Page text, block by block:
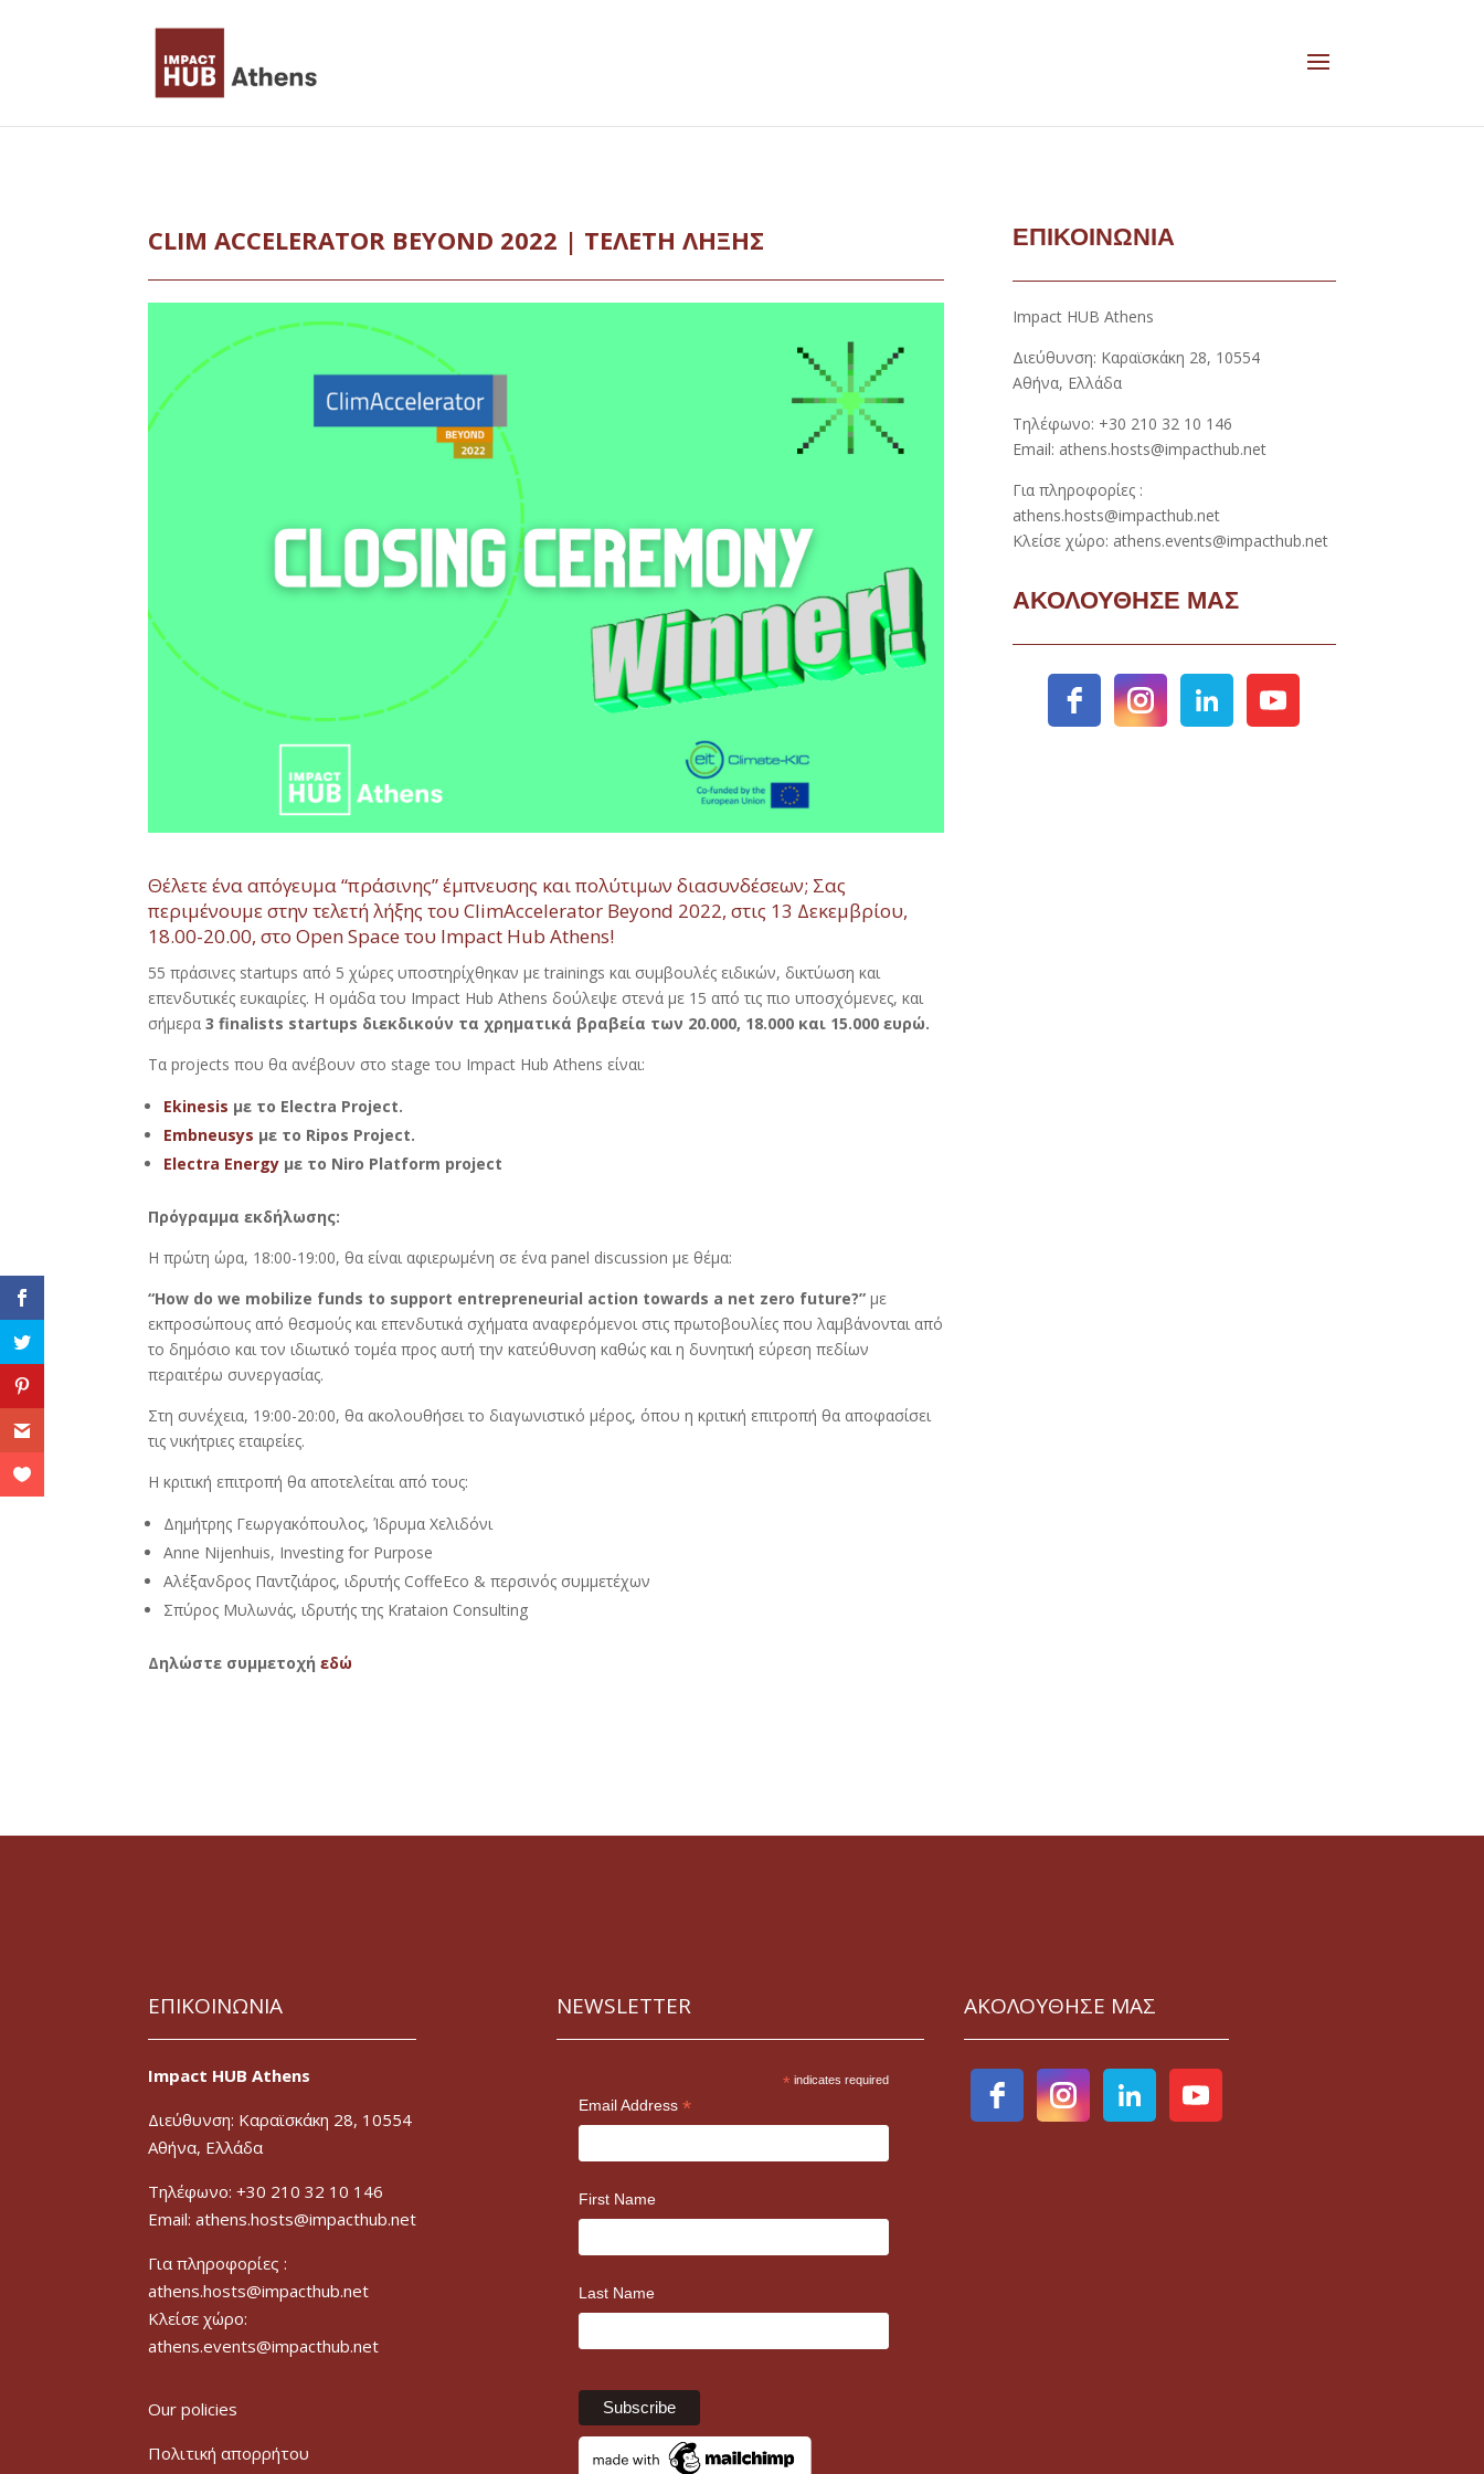
CLIM ACCELERATOR BEYOND 2022 | ΤΕΛΕΤΗ ΛΗΞΗΣ
Θέλετε ένα απόγευμα “πράσινης” έμπνευσης και πολύτιμων διασυνδέσεων; Σας
περιμένουμε στηντελετή λήξης του ClimAccelerator Beyond 2022, στις 13 Δεκεμβρίου,
18.00-20.00, στο Open Space του Impact Hub Athens!
55 πράσινες startups από 5 χώρες υποστηρίχθηκαν με trainings και συμβουλές ειδικών, δικτύωση και
επενδυτικές ευκαιρίες. Η ομάδα του Impact Hub Athens δούλεψε στενά με 15 από τις πιο υποσχόμενες, και
σήμερα3 finalists startups διεκδικούν τα χρηματικά βραβεία των 20.000, 18.000 και 15.000 ευρώ.
Τα projects που θα ανέβουν στο stage του Impact Hub Athens είναι:
Ekinesis με το Electra Project.
Embneusys με το Ripos Project.
Electra Energy με το Niro Platform project
Πρόγραμμα εκδήλωσης:
Η πρώτη ώρα, 18:00-19:00, θα είναι αφιερωμένη σε ένα panel discussion με θέμα:
“How do we mobilize funds to support entrepreneurial action towards a net zero future?” με
εκπροσώπους από θεσμούς και επενδυτικά σχήματα αναφερόμενοι στις πρωτοβουλίες που λαμβάνονται από
το δημόσιο και τον ιδιωτικό τομέα προς αυτή την κατεύθυνση καθώς και η δυνητική εύρεση πεδίων
περαιτέρω συνεργασίας.
Στη συνέχεια, 19:00-20:00, θα ακολουθήσει το διαγωνιστικό μέρος, όπου η κριτική επιτροπή θα αποφασίσει
τις νικήτριες εταιρείες.
Η κριτική επιτροπή θα αποτελείται από τους:
Δημήτρης Γεωργακόπουλος, Ίδρυμα Χελιδόνι
Anne Nijenhuis, Investing for Purpose
Aλέξανδρος Παντζιάρος, ιδρυτής CoffeEco & περσινός συμμετέχων
Σπύρος Μυλωνάς, ιδρυτής της Krataion Consulting
Δηλώστε συμμετοχήεδώ
ΕΠΙΚΟΙΝΩΝΙΑ
Impact HUB Athens
Διεύθυνση: Καραϊσκάκη 28, 10554
Αθήνα, Ελλάδα
Τηλέφωνο: +30 210 32 10 146
Email: athens.hosts@impacthub.net
Για πληροφορίες :
athens.hosts@impacthub.net
Κλείσε χώρο: athens.events@impacthub.net
ΑΚΟΛΟΥΘΗΣΕ ΜΑΣ
ΕΠΙΚΟΙΝΩΝΙΑ
Impact HUB Athens
Διεύθυνση: Καραϊσκάκη 28, 10554
Αθήνα, Ελλάδα
Τηλέφωνο: +30 210 32 10 146
Email: athens.hosts@impacthub.net
Για πληροφορίες :
athens.hosts@impacthub.net
Κλείσε χώρο:
athens.events@impacthub.net
Our policies
Πολιτική απορρήτου
NEWSLETTER
* indicates required
Email Address *
First Name
Last Name
ΑΚΟΛΟΥΘΗΣΕ ΜΑΣ